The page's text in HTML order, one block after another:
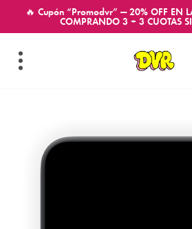
🔥 Cupón “Promodvr” — 20% OFF EN
COMPRANDO 3 + 3 CUOTAS